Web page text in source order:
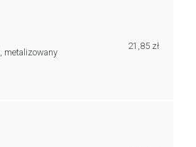
metalizowany
21,85 zł